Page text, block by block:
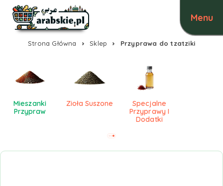
Strona Główna Sklep Przyprawa do tzatziki
Mieszanki
Przypraw
Zioła Suszone
Specjalne
Przyprawy I
Dodatki